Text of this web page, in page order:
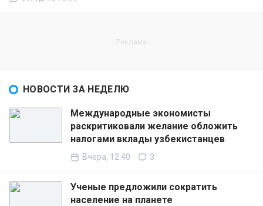
НОВОСТИ ЗА НЕДЕЛЮ
Международные экономисты
раскритиковали желание обложить
налогами вклады узбекистанцев
Вчера, 12:40 3
Ученые предложили сократить
население на планете